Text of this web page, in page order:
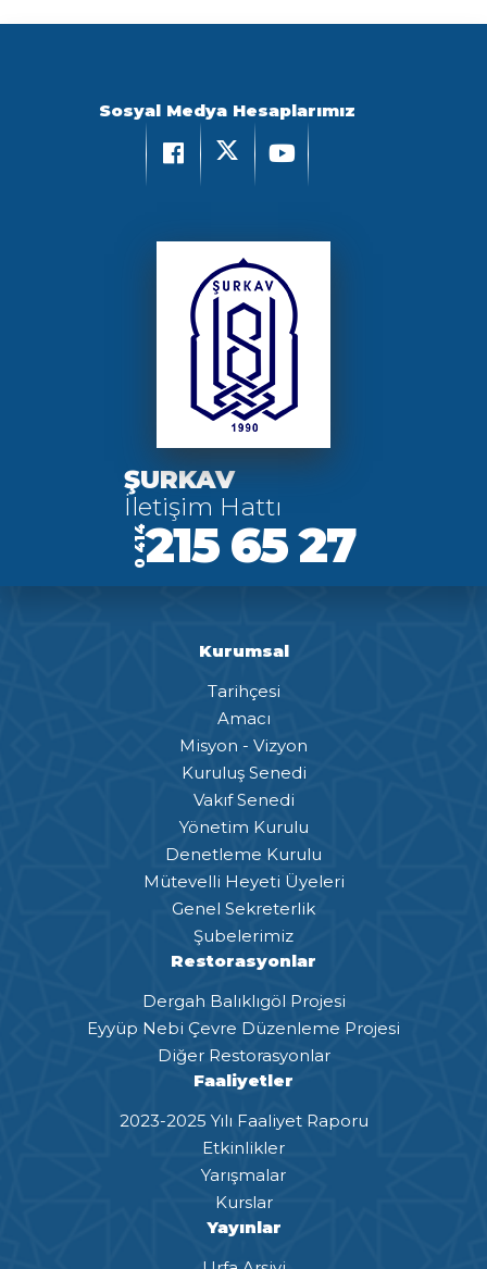
Sosyal Medya Hesaplarımız
ŞURKAV
İletişim Hattı
0 414215 65 27
Kurumsal
Tarihçesi
Amacı
Misyon - Vizyon
Kuruluş Senedi
Vakıf Senedi
Yönetim Kurulu
Denetleme Kurulu
Mütevelli Heyeti Üyeleri
Genel Sekreterlik
Şubelerimiz
Restorasyonlar
Dergah Balıklıgöl Projesi
Eyyüp Nebi Çevre Düzenleme Projesi
Diğer Restorasyonlar
Faaliyetler
2023-2025 Yılı Faaliyet Raporu
Etkinlikler
Yarışmalar
Kurslar
Yayınlar